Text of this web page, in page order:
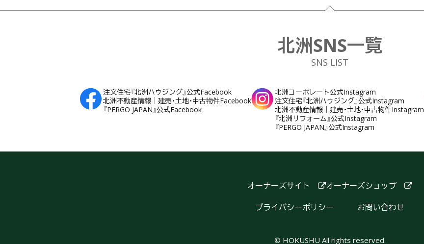
フッター
北洲SNS一覧
SNS LIST
注文住宅『北洲ハウジング』公式Facebook
北洲不動産情報｜建売・土地・中古物件Facebook
『PERGO JAPAN』公式Facebook
北洲コーポレート公式Instagram
注文住宅『北洲ハウジング』公式Instagram
北洲不動産情報｜建売・土地・中古物件Instagram
『北洲リフォーム』公式Instagram
『PERGO JAPAN』公式Instagram
オーナーズサイト
オーナーズショップ
プライバシーポリシー
お問い合わせ
© HOKUSHU All rights reserved.